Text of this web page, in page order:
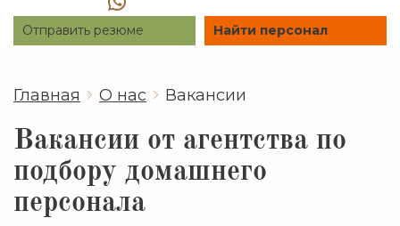
Отправить резюме Найти персонал
Главная О нас Вакансии
Вакансии от агентства по
подбору домашнего
персонала